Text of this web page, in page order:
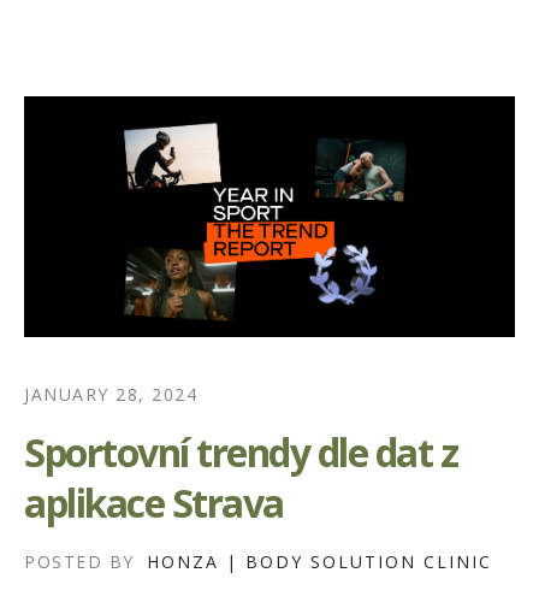
JANUARY 28, 2024
Sportovní trendy dle dat z
aplikace Strava
POSTED BY HONZA | BODY SOLUTION CLINIC